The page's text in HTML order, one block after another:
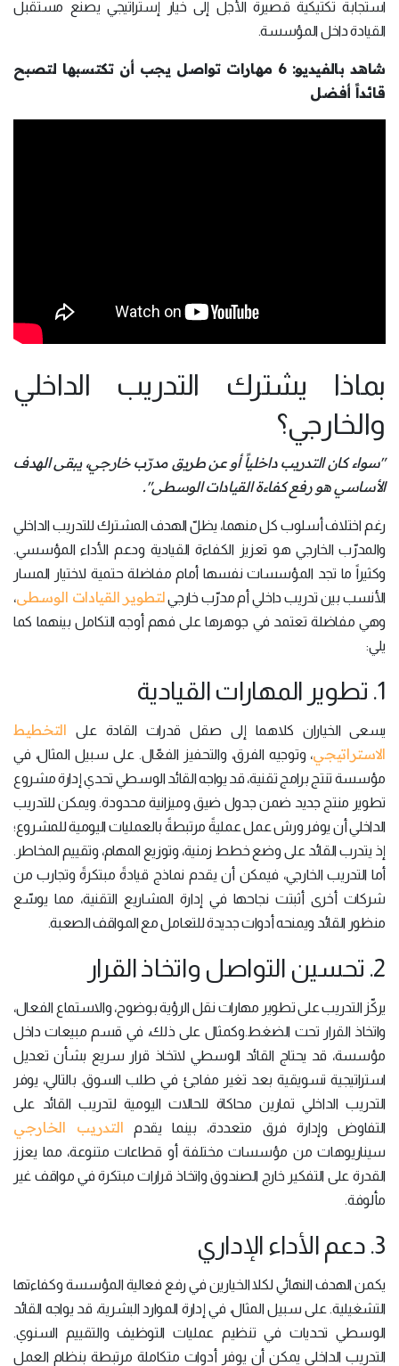
استجابة تكتيكية قصيرة الأجل إلى خيار إستراتيجي يصنع مستقبل
القيادة داخل المؤسسة.
شاهد بالفيديو: 6 مهارات تواصل يجب أن تكتسبها لتصبح
قائداً أفضل
بماذا يشترك التدريب الداخلي
والخارجي؟
"سواء كان التدريب داخلياً أو عن طريق مدرّب خارجي، يبقى الهدف
الأساسي هو رفع كفاءة القيادات الوسطى".
رغم اختلاف أسلوب كل منهما، يظلّ الهدف المشترك للتدريب الداخلي
والمدرّب الخارجي هو تعزيز الكفاءة القيادية ودعم الأداء المؤسسي.
وكثيراً ما تجد المؤسسات نفسها أمام مفاضلة حتمية لاختيار المسار
الأنسب بين تدريب داخلي أم مدرّب خارجيلتطوير القيادات الوسطى،
وهي مفاضلة تعتمد في جوهرها على فهم أوجه التكامل بينهما كما
يلي:
1. تطوير المهارات القيادية
يسعى الخياران كلاهما إلى صقل قدرات القادة على التخطيط
الاستراتيجي، وتوجيه الفرق، والتحفيز الفعّال. على سبيل المثال، في
مؤسسة تنتج برامج تقنية، قد يواجه القائد الوسطي تحدي إدارة مشروع
تطوير منتج جديد ضمن جدول ضيق وميزانية محدودة. ويمكن للتدريب
الداخلي أن يوفر ورش عمل عمليةً مرتبطةً بالعمليات اليومية للمشروع؛
إذ يتدرب القائد على وضع خطط زمنية، وتوزيع المهام، وتقييم المخاطر.
أما التدريب الخارجي، فيمكن أن يقدم نماذج قيادةً مبتكرةً وتجارب من
شركات أخرى أثبتت نجاحها في إدارة المشاريع التقنية، مما يوسّع
منظور القائد ويمنحه أدوات جديدة للتعامل مع المواقف الصعبة.
2. تحسين التواصل واتخاذ القرار
يركّز التدريب على تطوير مهارات نقل الرؤية بوضوح، والاستماع الفعال،
واتخاذ القرار تحت الضغط.وكمثال على ذلك، في قسم مبيعات داخل
مؤسسة، قد يحتاج القائد الوسطي لاتخاذ قرار سريع بشأن تعديل
استراتيجية تسويقية بعد تغير مفاجئ في طلب السوق. بالتالي، يوفر
التدريب الداخلي تمارين محاكاة للحالات اليومية لتدريب القائد على
التفاوض وإدارة فرق متعددة، بينما يقدم التدريب الخارجي
سيناريوهات من مؤسسات مختلفة أو قطاعات متنوعة، مما يعزز
القدرة على التفكير خارج الصندوق واتخاذ قرارات مبتكرة في مواقف غير
مألوفة.
3. دعم الأداء الإداري
يكمن الهدف النهائي لكلا الخيارين في رفع فعالية المؤسسة وكفاءتها
التشغيلية. على سبيل المثال، في إدارة الموارد البشرية، قد يواجه القائد
الوسطي تحديات في تنظيم عمليات التوظيف والتقييم السنوي.
التدريب الداخلي يمكن أن يوفر أدوات متكاملة مرتبطة بنظام العمل